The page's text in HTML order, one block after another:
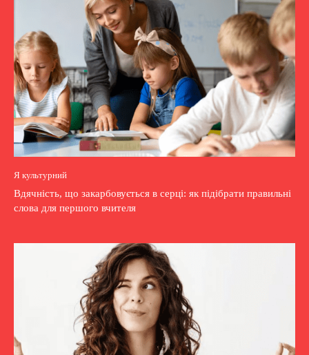
Я культурний
Вдячність, що закарбовується в серці: як підібрати правильні
слова для першого вчителя